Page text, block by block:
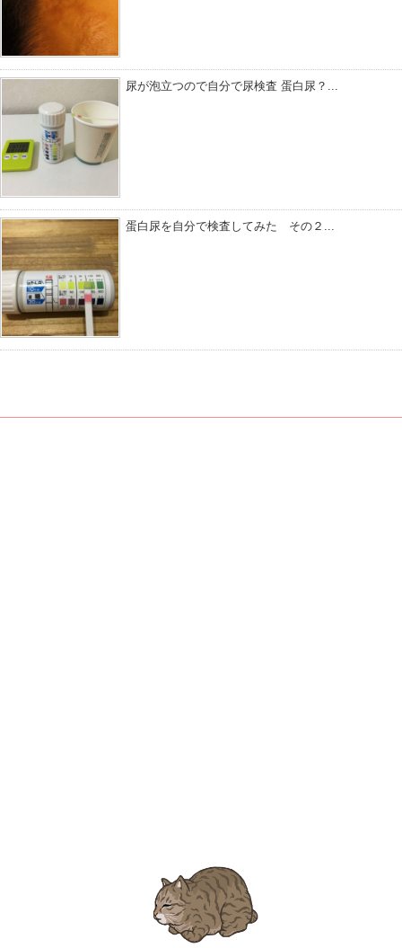
尿が泡立つので自分で尿検査 蛋白尿？...
蛋白尿を自分で検査してみた その２...